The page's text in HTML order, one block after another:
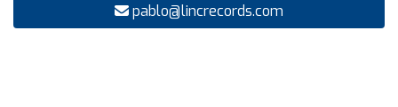
pablo@lincrecords.com